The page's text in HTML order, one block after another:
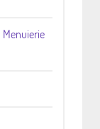
Menuierie